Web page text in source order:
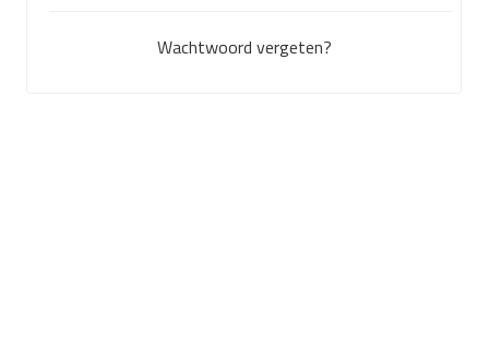
Wachtwoord vergeten?